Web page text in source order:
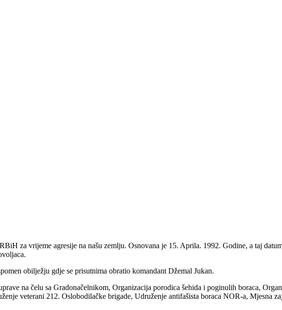
za vrijeme agresije na našu zemlju. Osnovana je 15. Aprila. 1992. Godine, a taj
obilježju gdje se prisutnima obratio komandant Džemal Jukan.
na čelu sa Gradonačelnikom, Organizacija porodica šehida i poginulih boraca,
veterani 212. Oslobodilačke brigade, Udruženje antifašista boraca NOR-a, Mjesna